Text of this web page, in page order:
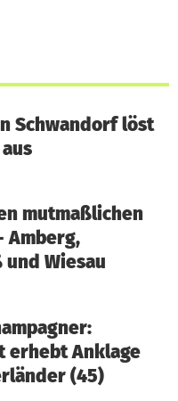
Schwandorf löst
mutmaßlichen
Amberg,
und Wiesau
erhebt Anklage
(45)